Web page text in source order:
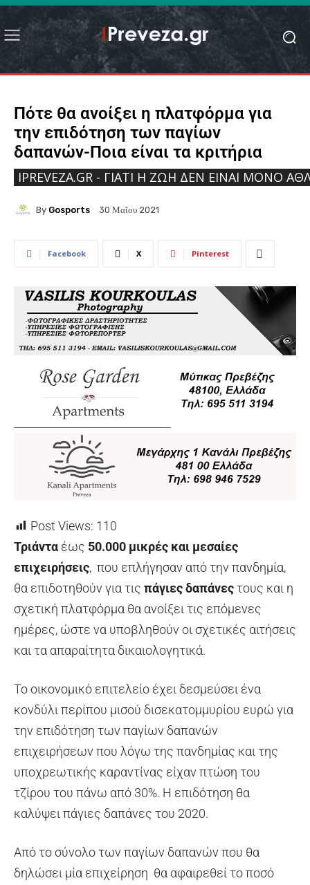
Πότε θα ανοίξει η πλατφόρμα για
την επιδότηση των παγίων
δαπανών-Ποια είναι τα κριτήρια
IPREVEZA.GR - ΓΙΑΤΊ Η ΖΩΉ ΔΕΝ ΕΊΝΑΙ ΜΌΝΟ
By Gosports 30 Μαΐου 2021
Facebook X Pinterest
Post Views: 110
Τριάντα έως 50.000 μικρές και μεσαίες
επιχειρήσεις, που επλήγησαν από την πανδημία,
θα επιδοτηθούν για τις πάγιες δαπάνεςτους και η
σχετική πλατφόρμα θα ανοίξει τις επόμενες
ημέρες, ώστε να υποβληθούν οι σχετικές αιτήσεις
και τα απαραίτητα δικαιολογητικά.
Το οικονομικό επιτελείο έχει δεσμεύσει ένα
κονδύλι περίπου μισού δισεκατομμυρίου ευρώ για
την επιδότηση των παγίων δαπανών
επιχειρήσεων που λόγω της πανδημίας και της
υποχρεωτικής καραντίνας είχαν πτώση του
τζίρου του πάνω από 30%. Η επιδότηση θα
καλύψει πάγιες δαπάνες του 2020.
Από το σύνολο των παγίων δαπανών που θα
δηλώσει μία επιχείρηση θα αφαιρεθεί το ποσό